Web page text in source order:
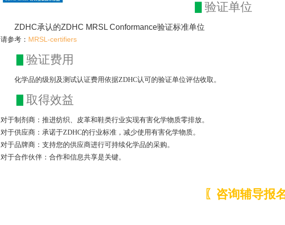
验证单位
ZDHC承认的ZDHC MRSL Conformance验证标准单位
请参考： MRSL-certifiers
验证费用
化学品的级别及测试认证费用依据ZDHC认可的验证单位评估收取。
取得效益
对于制剂商：推进纺织、皮革和鞋类行业实现有害化学物质零排放。
对于供应商：承诺于ZDHC的行业标准，减少使用有害化学物质。
对于品牌商：支持您的供应商进行可持续化学品的采购。
对于合作伙伴：合作和信息共享是关键。
〖咨询辅导报